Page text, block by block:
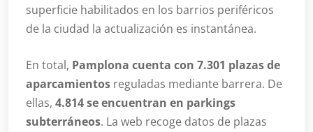
superficie habilitados en los barrios periféricos
de la ciudad la actualización es instantánea.
En total, Pamplona cuenta con 7.301 plazas de
aparcamientos reguladas mediante barrera. De
ellas, 4.814 se encuentran en parkings
subterráneos. La web recoge datos de plazas